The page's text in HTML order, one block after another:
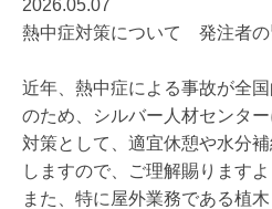
2026.05.07
熱中症対策について 発注者の
近年、熱中症による事故が全
のため、シルバー人材センタ
対策として、適宜休憩や水分
しますので、ご理解賜ります
また、特に屋外業務である植